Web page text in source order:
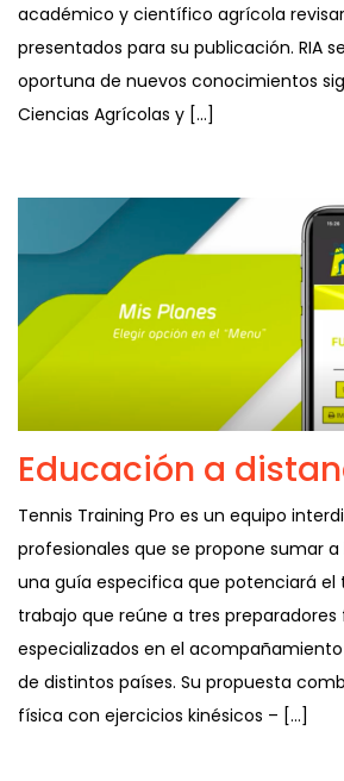
académico y científico agrícola
presentados para su publicación. RIA
oportuna de nuevos conocimientos
Ciencias Agrícolas y […]
Educación a
Tennis Training Pro es un equipo
profesionales que se propone sumar
una guía especifica que potenciará el
trabajo que reúne a tres
especializados en el
de distintos países. Su propuesta
física con ejercicios kinésicos – […]